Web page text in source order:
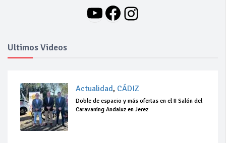
YouTube
Facebook
Instagram
Ultimos Videos
Actualidad, CÁDIZ
Doble de espacio y más ofertas en el II Salón del
Caravaning Andaluz en Jerez